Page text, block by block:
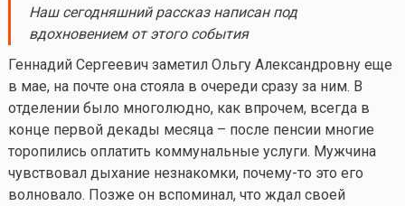
Наш сегодняшний рассказ написан под
вдохновением от этого события
Геннадий Сергеевич заметил Ольгу Александровну еще
в мае, на почте она стояла в очереди сразу за ним. В
отделении было многолюдно, как впрочем, всегда в
конце первой декады месяца – после пенсии многие
торопились оплатить коммунальные услуги. Мужчина
чувствовал дыхание незнакомки, почему-то это его
волновало. Позже он вспоминал, что ждал своей